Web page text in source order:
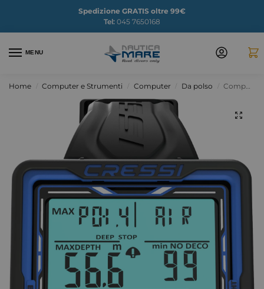
Spedizione GRATIS oltre 99€
Tel: 045 7650168
MENU
Home Computer e Strumenti Computer Da polso Computer Sub Raffaello CRESSI